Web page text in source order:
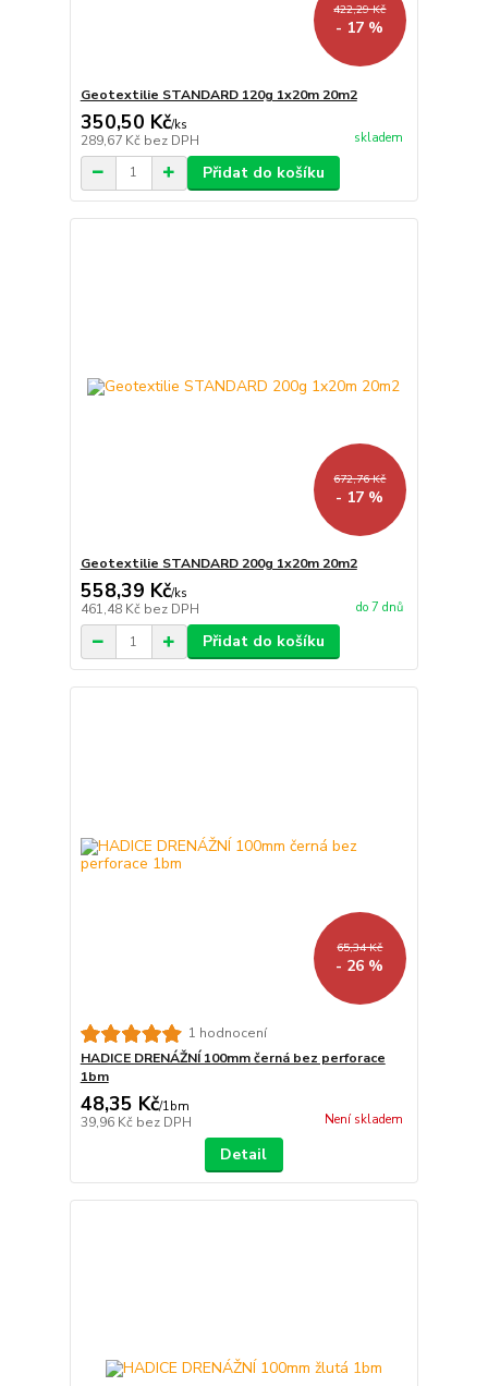
422,29 Kč
- 17 %
Geotextilie STANDARD 120g 1x20m 20m2
350,50 Kč/ks
289,67 Kč bez DPH skladem
Přidat do košíku
672,76 Kč
- 17 %
Geotextilie STANDARD 200g 1x20m 20m2
558,39 Kč/ks
461,48 Kč bez DPH do 7 dnů
Přidat do košíku
65,34 Kč
- 26 %
1 hodnocení
HADICE DRENÁŽNÍ 100mm černá bez perforace
1bm
48,35 Kč/1bm
39,96 Kč bez DPH Není skladem
Detail